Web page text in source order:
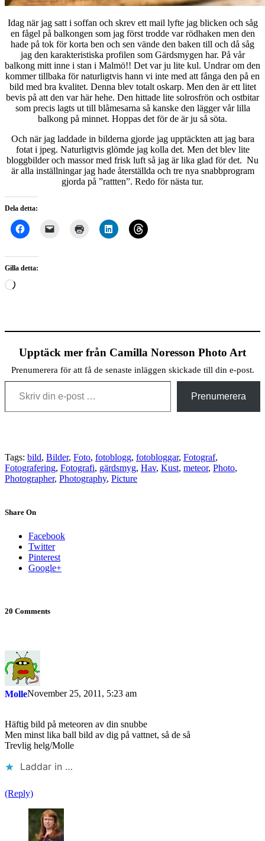
Idag när jag satt i soffan och skrev ett mail lyfte jag blicken och såg
en fågel på balkongen som jag först trodde var rödhaken men den
hade på tok för korta ben och sen vände den baken till och då såg
jag den karakteristiska profilen som Gärdsmygen har. På vår
balkong mitt inne i stan i Malmö!! Det var ju lite kul. Undrar om den
kommer tillbaka för naturligtvis hann vi inte med att fånga den på en
bild med bra kvalitet. Denna blev totalt oskarp. Men den är ett litet
bevis på att den var här hehe. Den hittade lite solrosfrön och ostbitar
som precis lagts ut till blåmesarna så kanske den lägger vår lilla
balkong på minnet. Hoppas det för de är ju så söta.
Och när jag laddade in bilderna gjorde jag upptäckten att jag bara
fotat i jpeg. Naturligtvis glömde jag kolla det. Men det blev lite
bloggbilder och massor med frisk luft så jag är lika glad för det. Nu
är alla inställningar jag hade återställda och tre nya snabbprogram
gjorda på ”rattten”. Redo för nästa tur.
Dela detta:
Gilla detta:
Laddar
Upptäck mer från Camilla Noresson Photo Art
Prenumerera för att få de senaste inläggen skickade till din e-post.
Skriv din e-post …
Prenumerera
Tags: bild, Bilder, Foto, fotoblogg, fotobloggar, Fotograf,
Fotografering, Fotografi, gärdsmyg, Hav, Kust, meteor, Photo,
Photographer, Photography, Picture
Share On
Facebook
Twitter
Pinterest
Google+
20 Comments
MolleNovember 25, 2011, 5:23 am
Häftig bild på meteoren av din snubbe
Men minst lika ball bild av dig på vattnet, så de så
Trevlig helg/Molle
Laddar in …
(Reply)